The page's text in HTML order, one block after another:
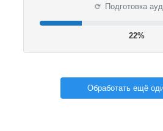
⟳ Подготовка
22%
Обработать ещё